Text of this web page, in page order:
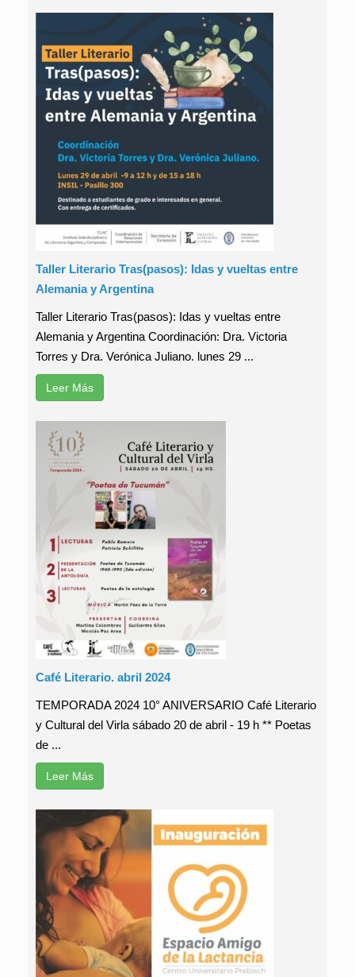
Taller Literario Tras(pasos): Idas y vueltas entre
Alemania y Argentina
Taller Literario Tras(pasos): Idas y vueltas entre
Alemania y Argentina Coordinación: Dra. Victoria
Torres y Dra. Verónica Juliano. lunes 29 ...
Leer Más
Café Literario. abril 2024
TEMPORADA 2024 10° ANIVERSARIO Café Literario
y Cultural del Virla sábado 20 de abril - 19 h ** Poetas
de ...
Leer Más